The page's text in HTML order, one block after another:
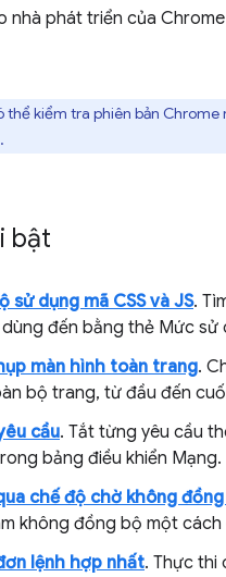
nhà phát triển của
thể kiểm tra phiên bản Chrome
.
bật
sử dụng mã CSS và JS.
đến bằng thẻ Mức sử
màn hình toàn trang.
bộ trang, từ đầu đến
cầu. Tắt từng yêu cầu
bảng điều khiển Mạng.
chế độ chờ không
không đồng bộ một
lệnh hợp nhất. Thực thi